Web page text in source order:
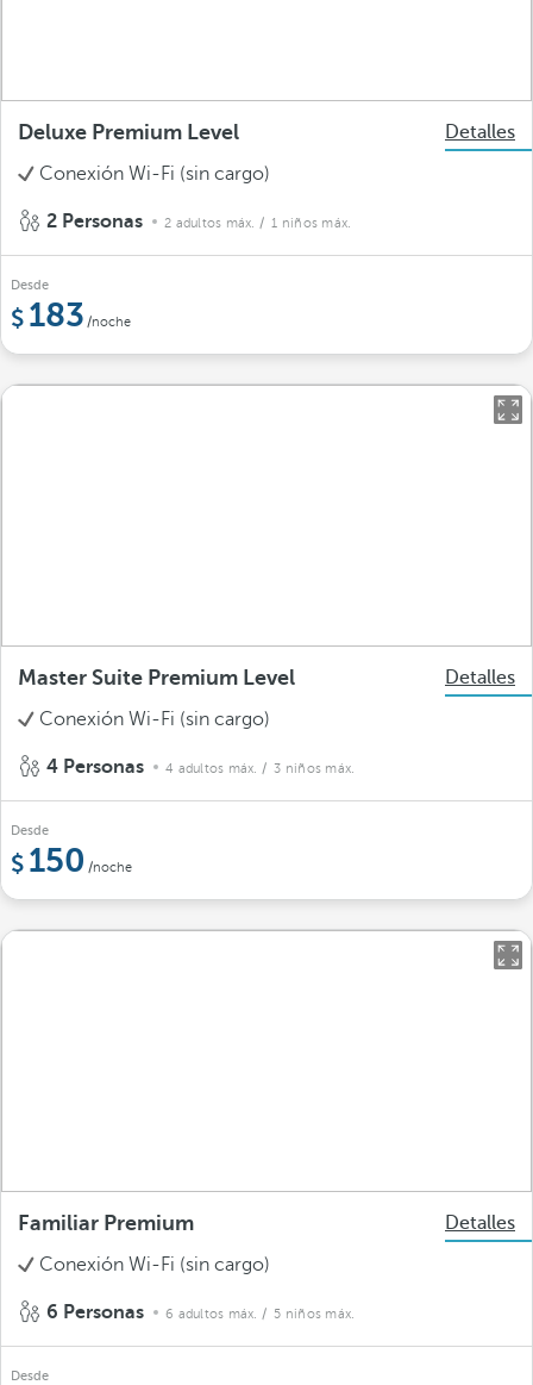
Deluxe Premium Level
Detalles
Conexión Wi-Fi (sin cargo)
2 Personas 2 adultos máx. / 1 niños máx.
Desde
183 /noche
Master Suite Premium Level
Detalles
Conexión Wi-Fi (sin cargo)
4 Personas 4 adultos máx. / 3 niños máx.
Desde
150 /noche
Familiar Premium
Detalles
Conexión Wi-Fi (sin cargo)
6 Personas 6 adultos máx. / 5 niños máx.
Desde